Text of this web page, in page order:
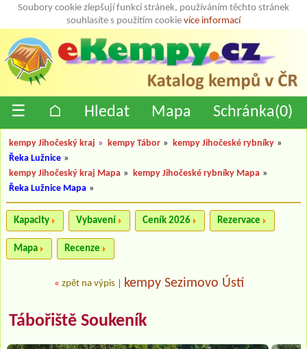
Soubory cookie zlepšují funkci stránek, používáním těchto stránek
souhlasíte s použitím cookie více informací
☰ ⌂ Hledat Mapa Schránka(0)
kempy Jihočeský kraj » kempy Tábor » kempy Jihočeské rybníky »
Řeka Lužnice »
kempy Jihočeský kraj Mapa » kempy Jihočeské rybníky Mapa »
Řeka Lužnice Mapa »
Kapacity Vybavení Ceník 2026 Rezervace
Mapa Recenze
« zpět na výpis kempy Sezimovo Ústí
Tábořiště Soukeník